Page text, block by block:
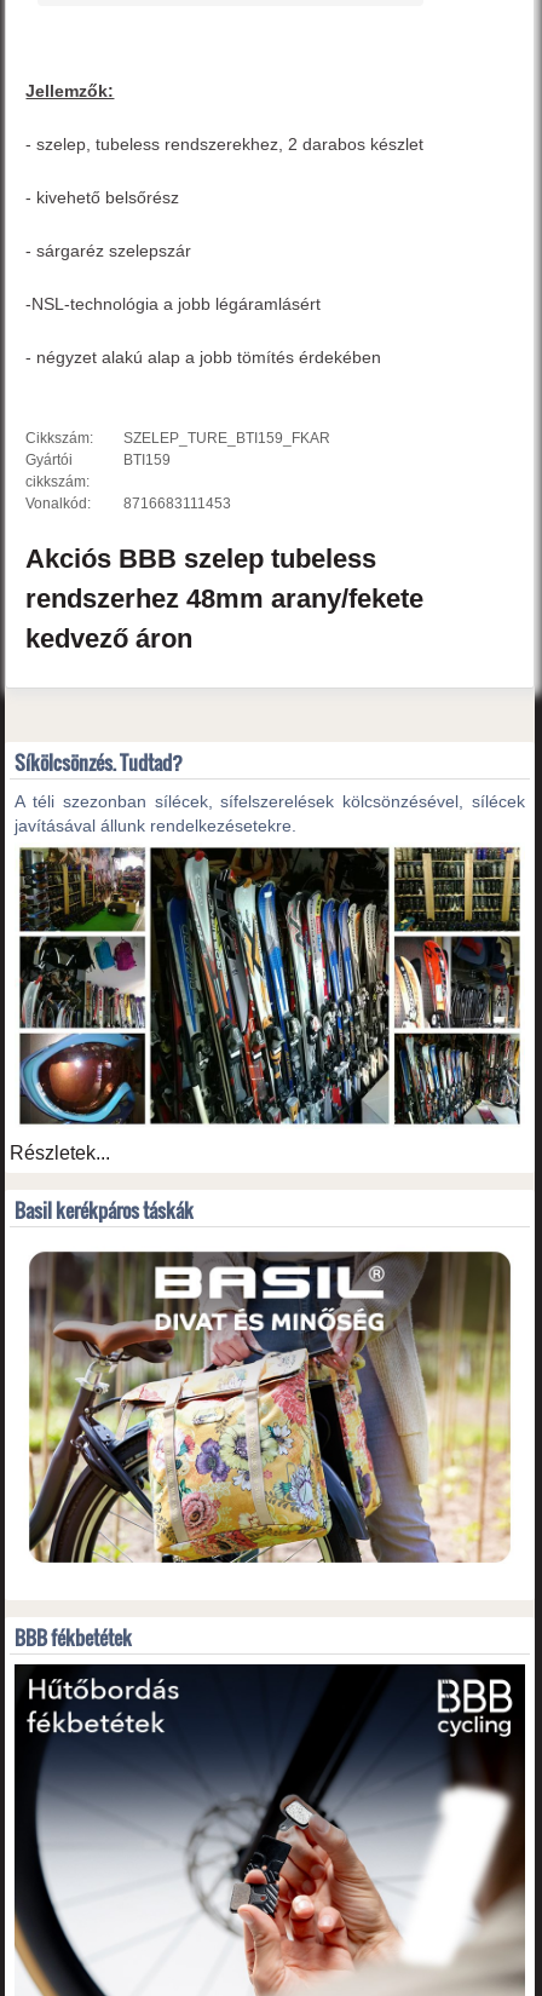
Jellemzők:
- szelep, tubeless rendszerekhez, 2 darabos készlet
- kivehető belsőrész
- sárgaréz szelepszár
-NSL-technológia a jobb légáramlásért
- négyzet alakú alap a jobb tömítés érdekében
Cikkszám:
SZELEP_TURE_BTI159_FKAR
Gyártói
cikkszám:
BTI159
Vonalkód: 8716683111453
Akciós BBB szelep tubeless
rendszerhez 48mmarany/fekete
kedvező áron
Síkölcsönzés. Tudtad?
A téli szezonban sílécek, sífelszerelések kölcsönzésével, sílécek
javításával állunk rendelkezésetekre.
Részletek...
Basil kerékpáros táskák
BBB fékbetétek